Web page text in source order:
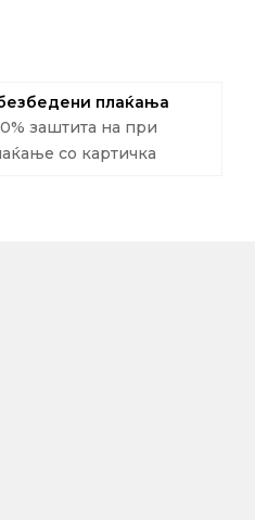
плаќања
заштита на при
со картичка